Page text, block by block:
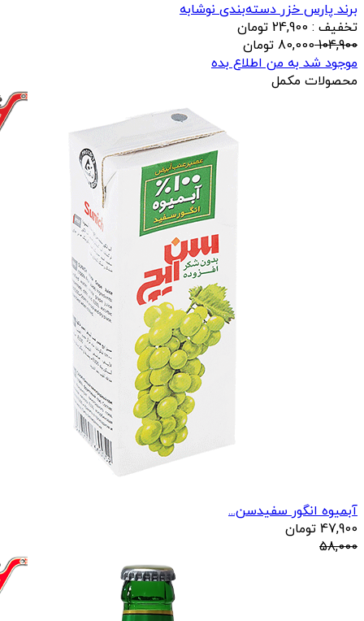
برند پارس خزردسته‌بندی نوشابه
تخفیف : 24,900 تومان
104,900
80,000 تومان
موجود شد به من اطلاع بده
محصولات مکمل
آبمیوه انگور سفیدسن...
47,900 تومان
58,000